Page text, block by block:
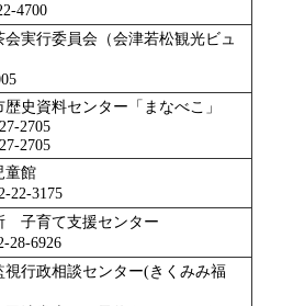
4700
会実行委員会（会津若松観光ビュ
史資料センター「まなべこ」
2705
2705
童館
子育て支援センター
28-6926
視行政相談センター(きくみみ福